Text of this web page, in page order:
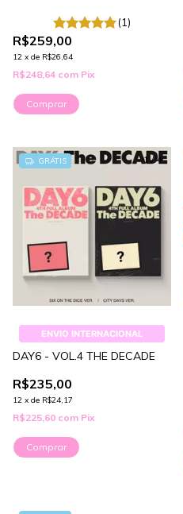
(1)
R$259,00
12 x de R$26,64
R$248,64 com Pix
Comprar
1 /4
GRÁTIS
ENVIO INTERNACIONAL
DAY6 - VOL.4 THE DECADE
R$235,00
12 x de R$24,17
R$225,60 com Pix
Comprar